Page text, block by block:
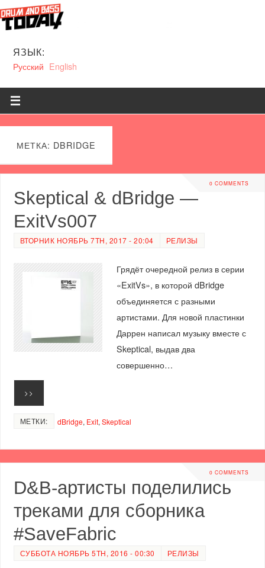
ЯЗЫК:
Русский English
МЕТКА: DBRIDGE
0 COMMENTS
Skeptical & dBridge —
ExitVs007
ВТОРНИК НОЯБРЬ 7TH, 2017 - 20:04 РЕЛИЗЫ
Грядёт очередной релиз в серии
«ExitVs», в которой dBridge
объединяется с разными
артистами. Для новой пластинки
Даррен написал музыку вместе с
Skeptical, выдав два
совершенно…
>>
МЕТКИ: dBridge, Exit, Skeptical
0 COMMENTS
D&B-артисты поделились
треками для сборника
#SaveFabric
СУББОТА НОЯБРЬ 5TH, 2016 - 00:30 РЕЛИЗЫ